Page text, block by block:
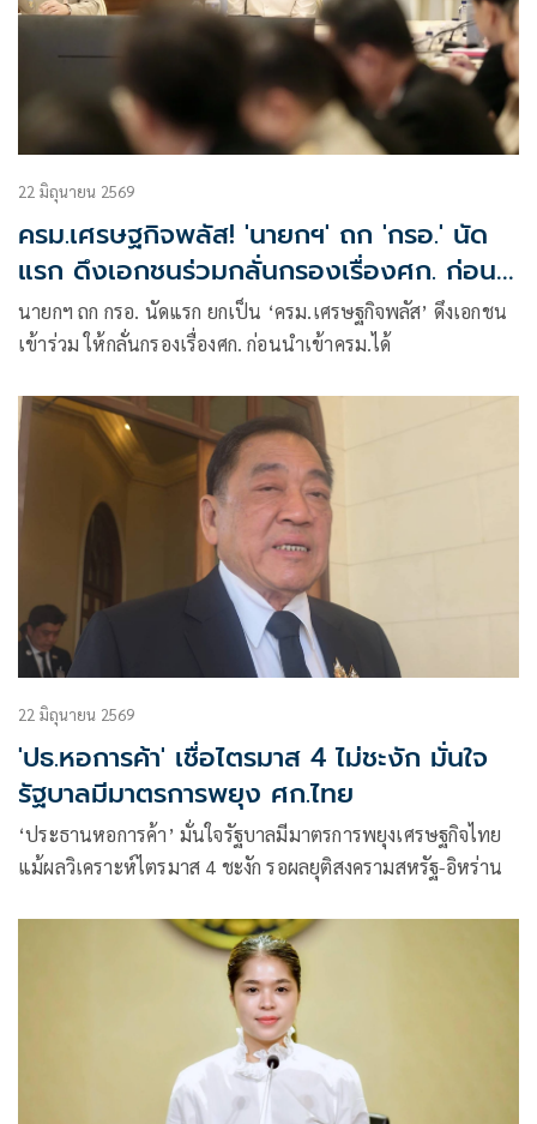
22 มิถุนายน 2569
ครม.เศรษฐกิจพลัส! 'นายกฯ' ถก 'กรอ.' นัด
แรก ดึงเอกชนร่วมกลั่นกรองเรื่องศก. ก่อน
นำเข้า ครม.
นายกฯ ถก กรอ. นัดแรก ยกเป็น ‘ครม.เศรษฐกิจพลัส’ ดึงเอกชน
เข้าร่วม ให้กลั่นกรองเรื่องศก. ก่อนนำเข้าครม.ได้
22 มิถุนายน 2569
'ปธ.หอการค้า' เชื่อไตรมาส 4 ไม่ชะงัก มั่นใจ
รัฐบาลมีมาตรการพยุง ศก.ไทย
‘ประธานหอการค้า’ มั่นใจรัฐบาลมีมาตรการพยุงเศรษฐกิจไทย
แม้ผลวิเคราะห์ไตรมาส 4 ชะงัก รอผลยุติสงครามสหรัฐ-อิหร่าน